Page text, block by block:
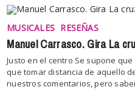
MUSICALES RESEÑAS
Manuel Carrasco. Gira La
Justo en el centro Se supone
que tomar distancia de aquello
nuestros comentarios, pero